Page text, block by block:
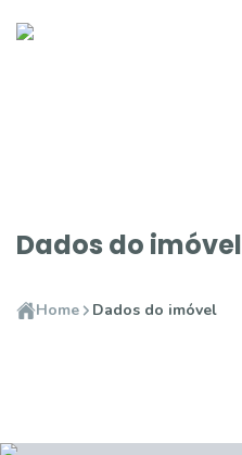
Dados do imóvel
Home Dados do imóvel